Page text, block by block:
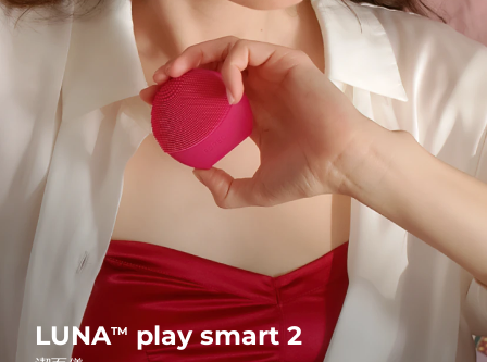
LUNATM play smart 2
我的訂閱
issa™ Teeth Whitening Set
FAQ™ Dual LED Panel
熱門產品
特別優惠 暢銷產品
發貨國家
美國 預計送達日期 8/11/26
英國 預計送達日期 8/10/26
西班牙 預計送達日期 8/10/26
澳洲 預計送達日期 8/13/26
預計送達日期